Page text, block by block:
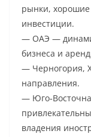
рынки,
инвестиции.
— ОАЭ —
бизнеса и
— Черногория,
направления.
—
владения